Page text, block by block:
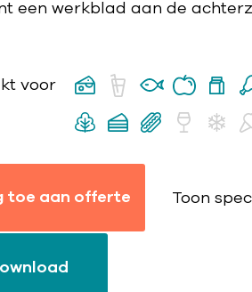
een werkblad aan de
voor
toe aan offerte Toon